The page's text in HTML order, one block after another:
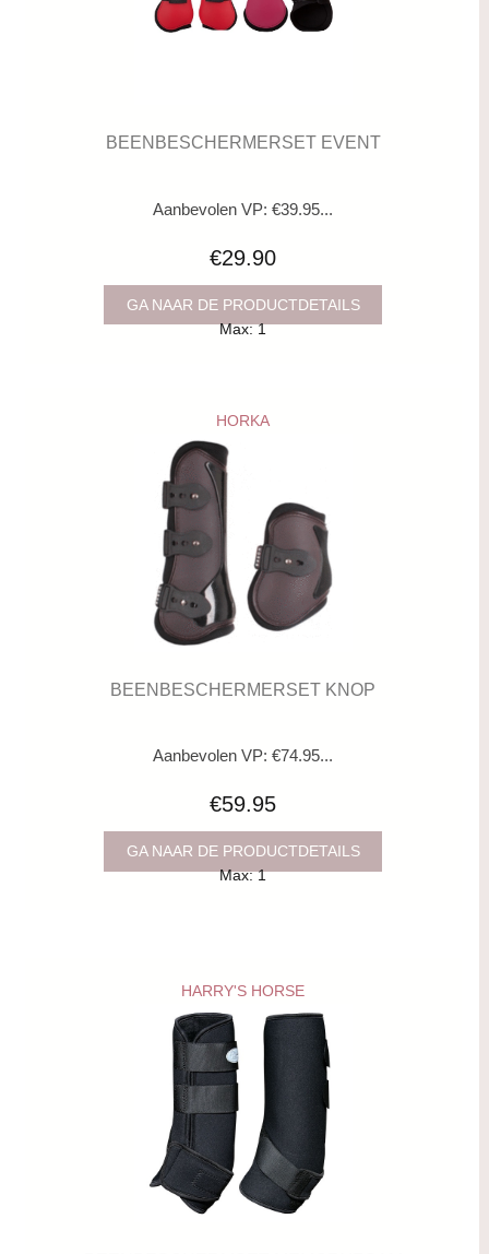
BEENBESCHERMERSET EVENT
Aanbevolen VP: €39.95...
€29.90
GA NAAR DE PRODUCTDETAILS
Max: 1
HORKA
BEENBESCHERMERSET KNOP
Aanbevolen VP: €74.95...
€59.95
GA NAAR DE PRODUCTDETAILS
Max: 1
HARRY'S HORSE